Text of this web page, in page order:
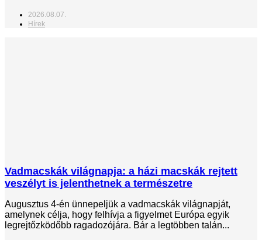
2026.08.07.
Hírek
Vadmacskák világnapja: a házi macskák rejtett
veszélyt is jelenthetnek a természetre
Augusztus 4-én ünnepeljük a vadmacskák világnapját,
amelynek célja, hogy felhívja a figyelmet Európa egyik
legrejtőzködőbb ragadozójára. Bár a legtöbben talán...